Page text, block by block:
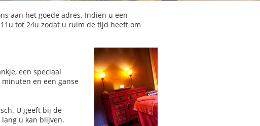
aan het goede adres. Indien u een
tot 24u zodat u ruim de tijd heeft om
een speciaal
en een ganse
U geeft bij de
u kan blijven.